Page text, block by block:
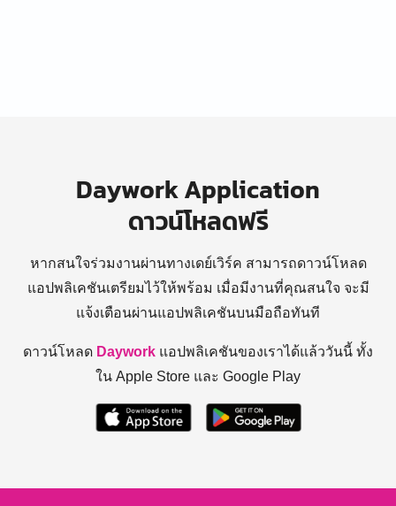
Daywork Application
ดาวน์โหลดฟรี
หากสนใจร่วมงานผ่านทางเดย์เวิร์ค สามารถดาวน์โหลด
แอปพลิเคชันเตรียมไว้ให้พร้อม เมื่อมีงานที่คุณสนใจ จะมี
แจ้งเตือนผ่านแอปพลิเคชันบนมือถือทันที
ดาวน์โหลด Daywork แอปพลิเคชันของเราได้แล้ววันนี้ ทั้ง
ใน Apple Store และ Google Play